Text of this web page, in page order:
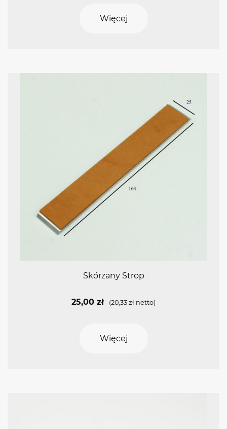
Więcej
Skórzany Strop
25,00 zł (20,33 zł netto)
Więcej